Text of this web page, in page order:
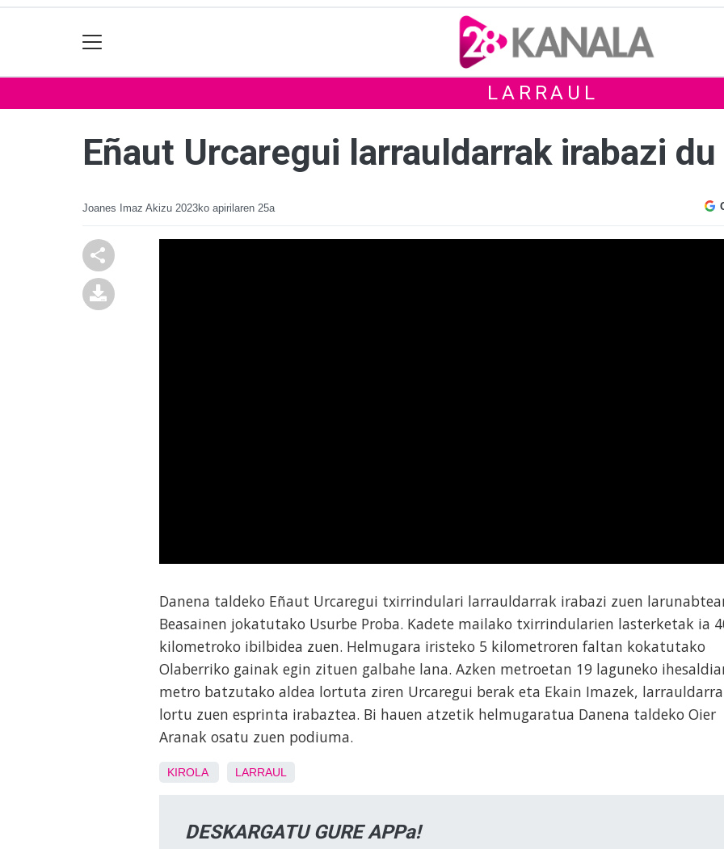
LARRAUL
Eñaut Urcaregui larrauldarrak irabazi
Joanes Imaz Akizu 2023ko apirilaren 25a
Danena taldeko Eñaut Urcaregui txirrindulari larrauldarrak irabazi zuen
Beasainen jokatutako Usurbe Proba. Kadete mailako txirrindularien lasterketak ia
kilometroko ibilbidea zuen. Helmugara iristeko 5 kilometroren faltan kokatutako
Olaberriko gainak egin zituen galbahe lana. Azken metroetan 19 laguneko
metro batzutako aldea lortuta ziren Urcaregui berak eta Ekain Imazek,
lortu zuen esprinta irabaztea. Bi hauen atzetik helmugaratua Danena taldeko Oier
Aranak osatu zuen podiuma.
KIROLA LARRAUL
DESKARGATU GURE APPa!